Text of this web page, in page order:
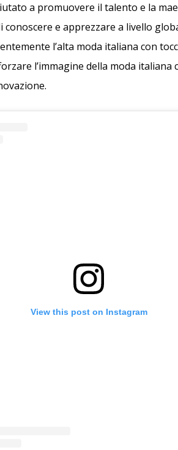
a promuovere il talento e la
conoscere e apprezzare a livello
l’alta moda italiana con
l’immagine della moda italiana
View this post on Instagram